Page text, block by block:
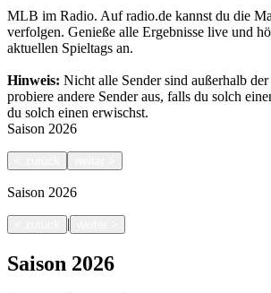
MLB im Radio. Auf radio.de kannst du die
verfolgen. Genieße alle Ergebnisse live und
aktuellen Spieltags an.
Hinweis: Nicht alle Sender sind außerhalb
probiere andere Sender aus, falls du solch
du solch einen erwischst.
Saison 2026
Saison 2026
|
Saison 2026